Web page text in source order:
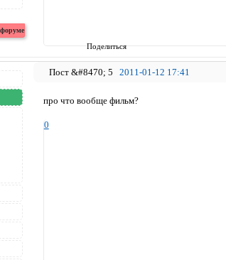
Поделиться
5 2011-01-12 17:41
про что вообще фильм?
0